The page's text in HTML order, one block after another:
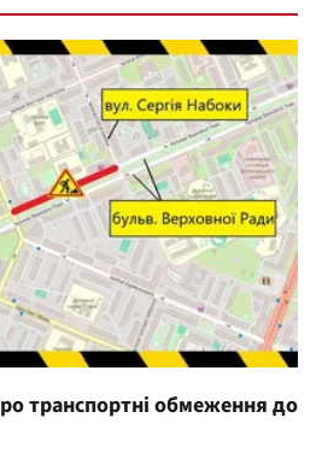
транспортні обмеження до